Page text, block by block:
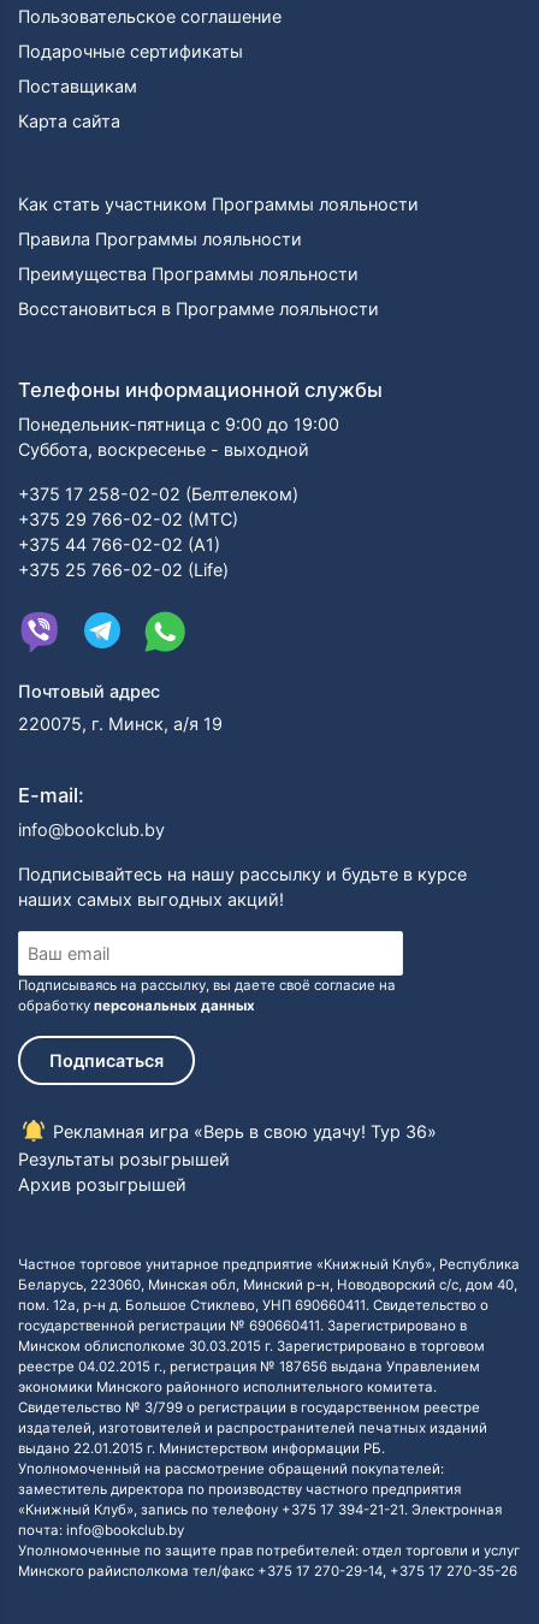
Пользовательское соглашение
Подарочные сертификаты
Поставщикам
Карта сайта
Как стать участником Программы лояльности
Правила Программы лояльности
Преимущества Программы лояльности
Восстановиться в Программе лояльности
Телефоны информационной службы
Понедельник-пятница с 9:00 до 19:00
Суббота, воскресенье - выходной
+375 17 258-02-02 (Белтелеком)
+375 29 766-02-02 (МТС)
+375 44 766-02-02 (А1)
+375 25 766-02-02 (Life)
Почтовый адрес
220075, г. Минск, а/я 19
E-mail:
info@bookclub.by
Подписывайтесь на нашу рассылку и будьте в курсе
наших самых выгодных акций!
Подписываясь на рассылку, вы даете своё согласие на
обработку персональных данных
Подписаться
Рекламная игра «Верь в свою удачу! Тур 36»
Результаты розыгрышей
Архив розыгрышей
Частное торговое унитарное предприятие «Книжный Клуб», Республика
Беларусь, 223060, Минская обл, Минский р-н, Новодворский с/с, дом 40,
пом. 12а, р-н д. Большое Стиклево, УНП 690660411. Свидетельство о
государственной регистрации № 690660411. Зарегистрировано в
Минском облисполкоме 30.03.2015 г. Зарегистрировано в торговом
реестре 04.02.2015 г., регистрация № 187656 выдана Управлением
экономики Минского районного исполнительного комитета.
Свидетельство № 3/799 о регистрации в государственном реестре
издателей, изготовителей и распространителей печатных изданий
выдано 22.01.2015 г. Министерством информации РБ.
Уполномоченный на рассмотрение обращений покупателей:
заместитель директора по производству частного предприятия
«Книжный Клуб», запись по телефону +375 17 394-21-21. Электронная
почта: info@bookclub.by
Уполномоченные по защите прав потребителей: отдел торговли и услуг
Минского райисполкома тел/факс +375 17 270-29-14, +375 17 270-35-26